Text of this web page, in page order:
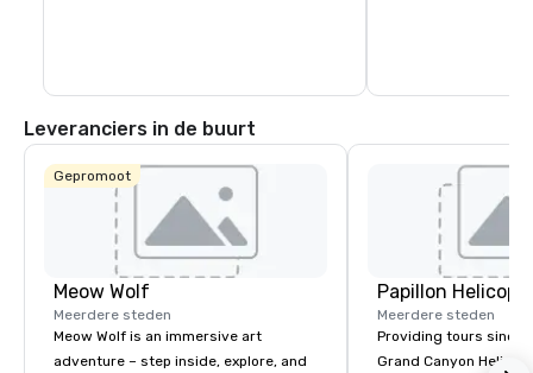
elk wat wils. Ontdek
Leveranciers in de buurt
Gepromoot
Meow Wolf
Meerdere steden
Meow Wolf is an immersive art
adventure – step inside, explore, and
Meerdere steden
Providing tours since
Grand Canyon